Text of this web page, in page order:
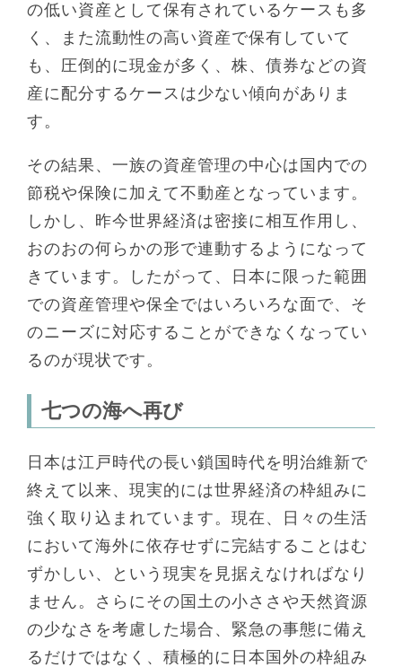
の低い資産として保有されているケースも多
く、また流動性の高い資産で保有していて
も、圧倒的に現金が多く、株、債券などの資
産に配分するケースは少ない傾向がありま
す。
その結果、一族の資産管理の中心は国内での
節税や保険に加えて不動産となっています。
しかし、昨今世界経済は密接に相互作用し、
おのおの何らかの形で連動するようになって
きています。したがって、日本に限った範囲
での資産管理や保全ではいろいろな面で、そ
のニーズに対応することができなくなってい
るのが現状です。
七つの海へ再び
日本は江戸時代の長い鎖国時代を明治維新で
終えて以来、現実的には世界経済の枠組みに
強く取り込まれています。現在、日々の生活
において海外に依存せずに完結することはむ
ずかしい、という現実を見据えなければなり
ません。さらにその国土の小ささや天然資源
の少なさを考慮した場合、緊急の事態に備え
るだけではなく、積極的に日本国外の枠組み